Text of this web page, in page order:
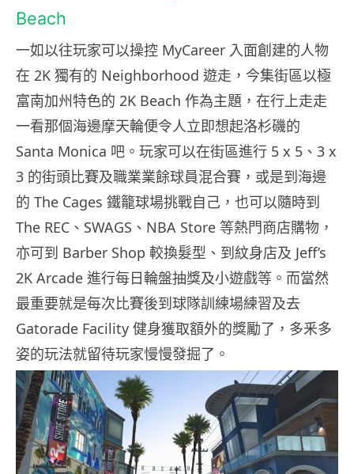
Beach
一如以往玩家可以操控 MyCareer 入面創建的人物
在 2K 獨有的 Neighborhood 遊走，今集街區以極
富南加州特色的 2K Beach 作為主題，在行上走走
一看那個海邊摩天輪便令人立即想起洛杉磯的
Santa Monica 吧。玩家可以在街區進行 5 x 5、3 x
3 的街頭比賽及職業業餘球員混合賽，或是到海邊
的 The Cages 鐵籠球場挑戰自己，也可以隨時到
The REC、SWAGS、NBA Store 等熱門商店購物，
亦可到 Barber Shop 較換髮型、到紋身店及 Jeff’s
2K Arcade 進行每日輪盤抽獎及小遊戲等。而當然
最重要就是每次比賽後到球隊訓練場練習及去
Gatorade Facility 健身獲取額外的獎勵了，多釆多
姿的玩法就留待玩家慢慢發掘了。